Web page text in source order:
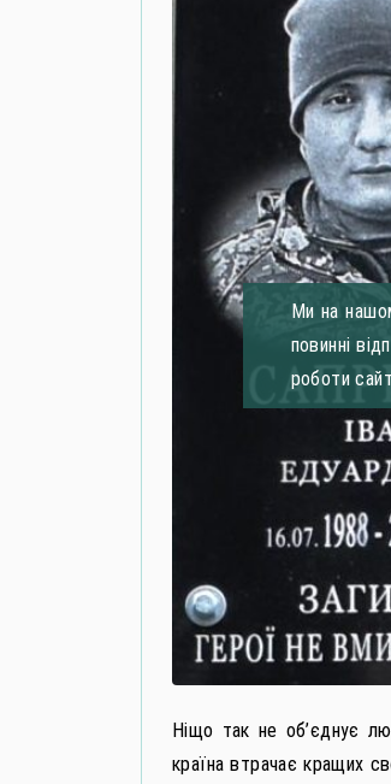
Ніщо так не об’єднує
країна втрачає кращих
Ми на
повинні
роботи